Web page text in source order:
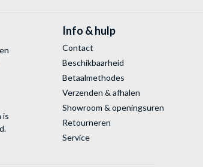
is
Info & hulp
Contact
Beschikbaarheid
Betaalmethodes
Verzenden & afhalen
Showroom & openingsuren
Retourneren
Service